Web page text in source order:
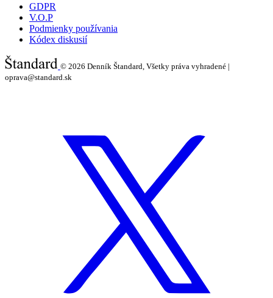
GDPR
V.O.P
Podmienky používania
Kódex diskusií
© 2026 Denník Štandard, Všetky práva vyhradené |
oprava@standard.sk